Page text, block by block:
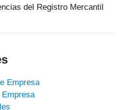
del Registro Mercantil
Empresa